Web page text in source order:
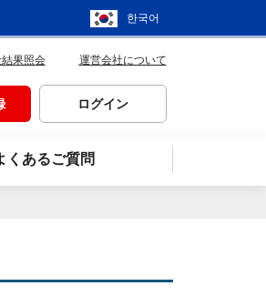
한국어
果照会 運営会社について
ログイン
くあるご質問